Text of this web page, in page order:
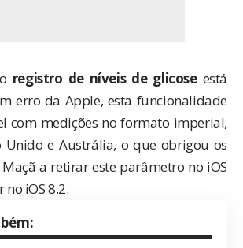
registro de níveis de glicoseestá
erro da Apple, esta funcionalidade
com medições no formato imperial,
Unido e Austrália, o que obrigou os
a retirar este parâmetro no iOS
no iOS 8.2.